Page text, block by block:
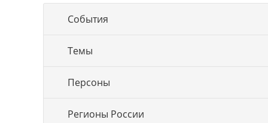
События
Темы
Персоны
Регионы России